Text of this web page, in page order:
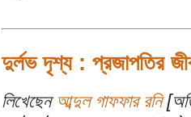
দুর্লভ দৃশ্য : প্রজাপতির
লিখেছেন আব্দুল গাফফার রনি